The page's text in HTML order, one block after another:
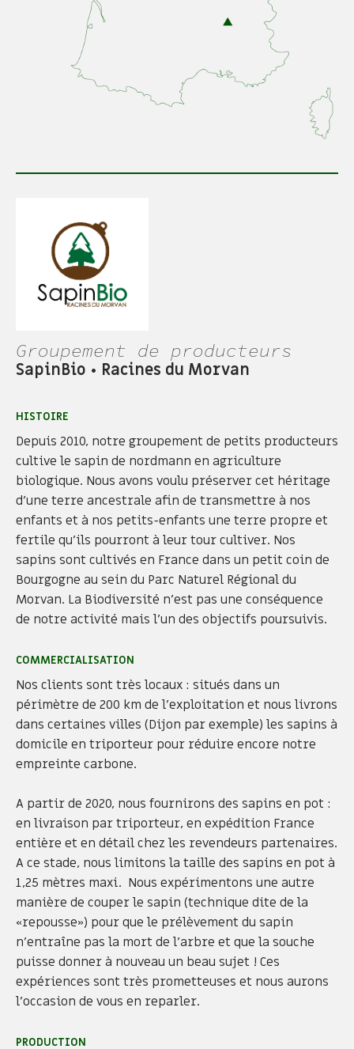
Groupement de producteurs
SapinBio • Racines du Morvan
HISTOIRE
Depuis 2010, notre groupement de petits producteurs
cultive le sapin de nordmann en agriculture
biologique. Nous avons voulu préserver cet héritage
d’une terre ancestrale afin de transmettre à nos
enfants et à nos petits-enfants une terre propre et
fertile qu’ils pourront à leur tour cultiver. Nos
sapins sont cultivés en France dans un petit coin de
Bourgogne au sein du Parc Naturel Régional du
Morvan. La Biodiversité n’est pas une conséquence
de notre activité mais l’un des objectifs poursuivis.
COMMERCIALISATION
Nos clients sont très locaux : situés dans un
périmètre de 200 km de l’exploitation et nous livrons
dans certaines villes (Dijon par exemple) les sapins à
domicile en triporteur pour réduire encore notre
empreinte carbone.
A partir de 2020, nous fournirons des sapins en pot :
en livraison par triporteur, en expédition France
entière et en détail chez les revendeurs partenaires.
A ce stade, nous limitons la taille des sapins en pot à
1,25 mètres maxi. Nous expérimentons une autre
manière de couper le sapin (technique dite de la
«repousse») pour que le prélèvement du sapin
n’entraîne pas la mort de l’arbre et que la souche
puisse donner à nouveau un beau sujet ! Ces
expériences sont très prometteuses et nous aurons
l’occasion de vous en reparler.
PRODUCTION